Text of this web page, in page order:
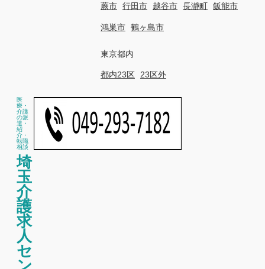
蕨市 行田市 越谷市 長瀞町 飯能市
鴻巣市 鶴ヶ島市
東京都内
都内23区 23区外
医
療・
介護
の派
遣・
紹
介・
転職
相談
埼
玉
介
護
求
人
セ
ン